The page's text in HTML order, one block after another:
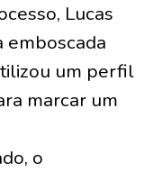
Lucas
emboscada
um perfil
marcar um
o